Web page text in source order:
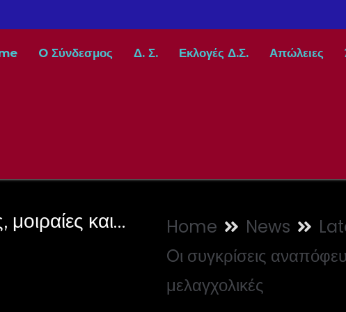
O Σύνδεσμος Δ. Σ. Εκλογές Δ.Σ. Απώλειες
μοιραίες και…
Home News
Oι συγκρίσεις
μελαγχολικές